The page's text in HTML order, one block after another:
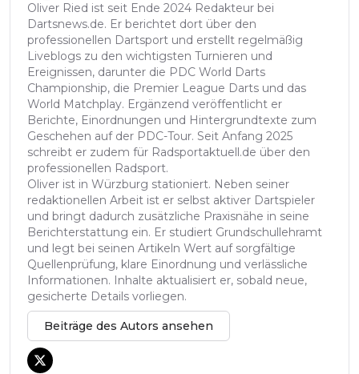
Oliver Ried ist seit Ende 2024 Redakteur bei
Dartsnews.de. Er berichtet dort über den
professionellen Dartsport und erstellt regelmäßig
Liveblogs zu den wichtigsten Turnieren und
Ereignissen, darunter die PDC World Darts
Championship, die Premier League Darts und das
World Matchplay. Ergänzend veröffentlicht er
Berichte, Einordnungen und Hintergrundtexte zum
Geschehen auf der PDC-Tour. Seit Anfang 2025
schreibt er zudem für Radsportaktuell.de über den
professionellen Radsport.
Oliver ist in Würzburg stationiert. Neben seiner
redaktionellen Arbeit ist er selbst aktiver Dartspieler
und bringt dadurch zusätzliche Praxisnähe in seine
Berichterstattung ein. Er studiert Grundschullehramt
und legt bei seinen Artikeln Wert auf sorgfältige
Quellenprüfung, klare Einordnung und verlässliche
Informationen. Inhalte aktualisiert er, sobald neue,
gesicherte Details vorliegen.
Beiträge des Autors ansehen